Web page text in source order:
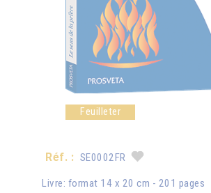
Feuilleter
Réf. : SE0002FR
Livre: format 14 x 20 cm - 201 pages